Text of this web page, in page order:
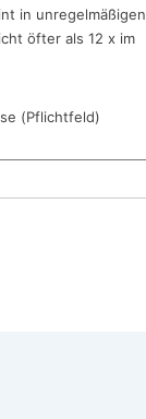
in unregelmäßigen
öfter als 12 x im
(Pflichtfeld)